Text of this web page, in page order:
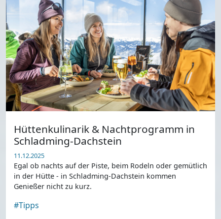
Hüttenkulinarik & Nachtprogramm in
Schladming-Dachstein
11.12.2025
Egal ob nachts auf der Piste, beim Rodeln oder gemütlich
in der Hütte - in Schladming-Dachstein kommen
Genießer nicht zu kurz.
#Tipps